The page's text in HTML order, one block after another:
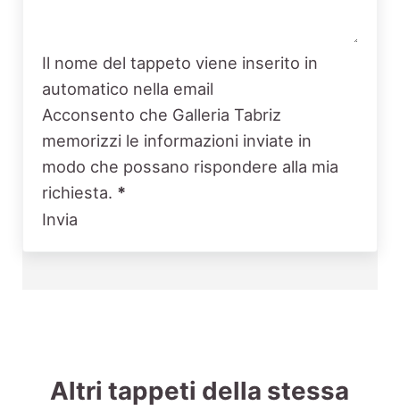
Il nome del tappeto viene inserito in
automatico nella email
Acconsento che Galleria Tabriz
memorizzi le informazioni inviate in
modo che possano rispondere alla mia
richiesta. *
Invia
Altri tappeti della stessa